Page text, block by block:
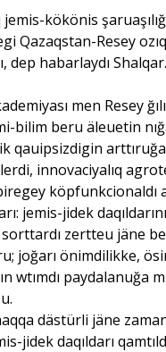
jemis-kökönis
Qazaqstan-Resey
dep habarlaydı
men Resey
bilim beru äleuetin
qauipsizdigin
innovaciyalıq
köpfunkcionaldı
jemis-jidek
zertteu jäne
joğarı önimdilikke,
wtımdı paydalanuğa
dästürli jäne
jidek daqıldarı